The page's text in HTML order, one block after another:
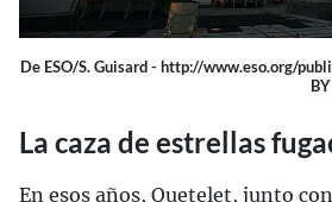
De ESO/S. Guisard - http://www.eso.org/
La caza de estrellas
En esos años, Quetelet, junto